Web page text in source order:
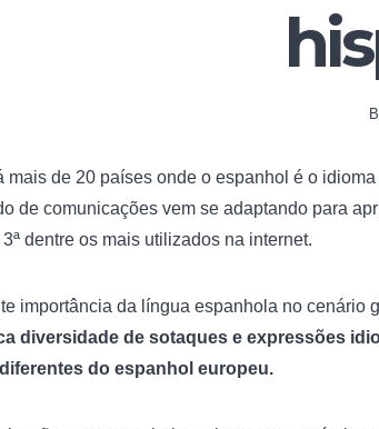
mais de 20 países onde o espanhol é o
de comunicações vem se adaptando para
dentre os mais utilizados na internet.
importância da língua espanhola no
diversidade de sotaques e expressões
do espanhol europeu.